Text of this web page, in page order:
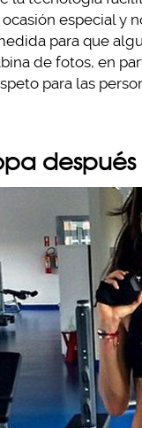
especial y
para que
de fotos, en
para las